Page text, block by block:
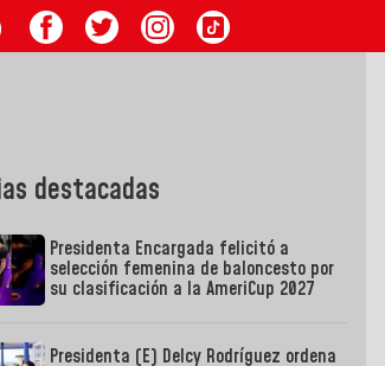
destacadas
Presidenta Encargada felicitó a
selección femenina de baloncesto por
su clasificación a la AmeriCup 2027
Presidenta (E) Delcy Rodríguez ordena